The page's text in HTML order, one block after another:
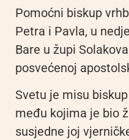
Pomoćni biskup
Petra i Pavla, u
Bare u župi
posvećenoj
Svetu je misu
među kojima je bio
susjedne joj